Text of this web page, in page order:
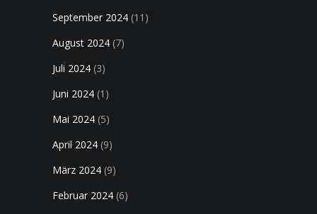
September 2024 (11)
August 2024 (7)
Juli 2024 (3)
Juni 2024 (1)
Mai 2024 (5)
April 2024 (9)
März 2024 (9)
Februar 2024 (6)